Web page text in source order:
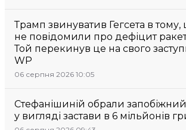
Трамп звинуватив Гегсета в
не повідомили про дефіцит
Той перекинув це на свого
WP
06 серпня 2026 10:05
Стефанішиній обрали запобіжний
у вигляді застави в 6 мільйонів